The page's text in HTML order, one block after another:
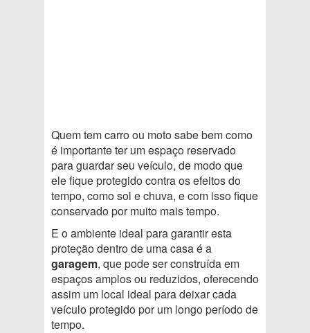
Quem tem carro ou moto sabe bem como
é importante ter um espaço reservado
para guardar seu veículo, de modo que
ele fique protegido contra os efeitos do
tempo, como sol e chuva, e com isso fique
conservado por muito mais tempo.
E o ambiente ideal para garantir esta
proteção dentro de uma casa é a
garagem, que pode ser construída em
espaços amplos ou reduzidos, oferecendo
assim um local ideal para deixar cada
veículo protegido por um longo período de
tempo.